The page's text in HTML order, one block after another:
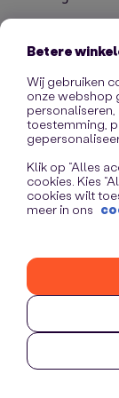
Betere
Wij gebruiken
onze webshop
toestemming,
Klik op “Alles
cookies. Kies
cookies wilt
meer in ons